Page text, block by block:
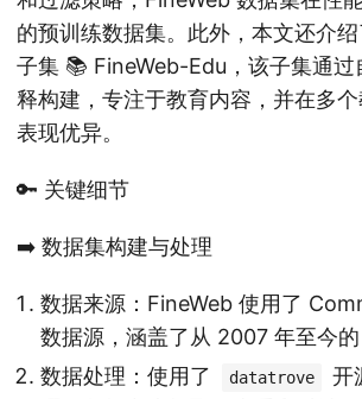
的预训练数据集。此外，本文还介
子集 📚 FineWeb-Edu，该子集通过
释构建，专注于教育内容，并在多
表现优异。
🔑 关键细节
➡️ 数据集构建与处理
数据来源：FineWeb 使用了
数据源，涵盖了从 2007 年至今的
数据处理：使用了
datatrove
开